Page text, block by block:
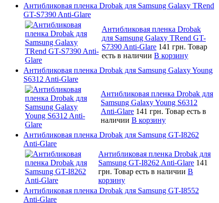
Антибликовая пленка Drobak для Samsung Galaxy TRend
GT-S7390 Anti-Glare
Антибликовая пленка Drobak
для Samsung Galaxy TRend GT-
S7390 Anti-Glare 141 грн. Товар
есть в наличии В корзину
Антибликовая пленка Drobak для Samsung Galaxy Young
S6312 Anti-Glare
Антибликовая пленка Drobak для
Samsung Galaxy Young S6312
Anti-Glare 141 грн. Товар есть в
наличии В корзину
Антибликовая пленка Drobak для Samsung GT-I8262
Anti-Glare
Антибликовая пленка Drobak для
Samsung GT-I8262 Anti-Glare 141
грн. Товар есть в наличии В
корзину
Антибликовая пленка Drobak для Samsung GT-I8552
Anti-Glare